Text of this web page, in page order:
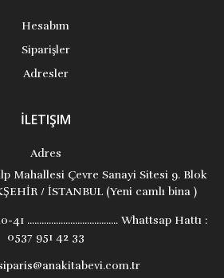
Hesabım
Siparişler
Adresler
İLETIŞIM
Adres
Mahallesi Çevre Sanayi Sitesi 9. Blok
/ İSTANBUL (Yeni camlı bina )
...................................... Whattsap Hattı :
0537 951 42 33